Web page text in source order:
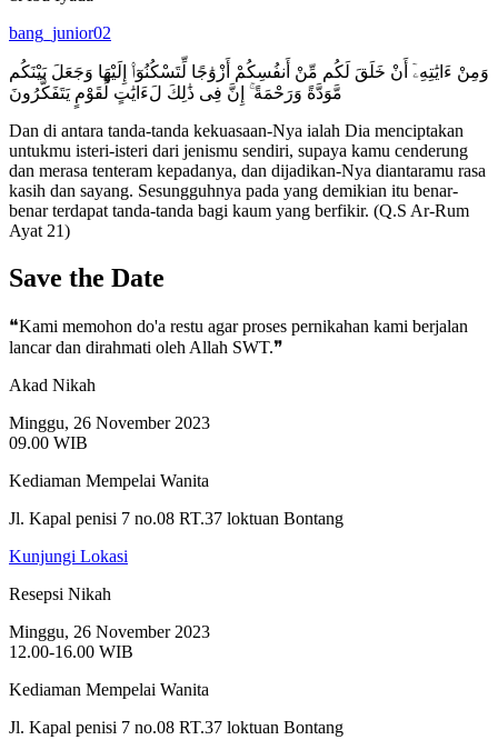
bang_junior02
وَمِنْ ءَايَٰتِهِۦٓ أَنْ خَلَقَ لَكُم مِّنْ أَنفُسِكُمْ أَزْوَٰجًا لِّتَسْكُنُوٓا۟ إِلَيْهَا وَجَعَلَ بَيْنَكُم
مَّوَدَّةً وَرَحْمَةً ۚ إِنَّ فِى ذَٰلِكَ لَءَايَٰتٍ لِّقَوْمٍ يَتَفَكَّرُونَ
Dan di antara tanda-tanda kekuasaan-Nya ialah Dia menciptakan
untukmu isteri-isteri dari jenismu sendiri, supaya kamu cenderung
dan merasa tenteram kepadanya, dan dijadikan-Nya diantaramu rasa
kasih dan sayang. Sesungguhnya pada yang demikian itu benar-
benar terdapat tanda-tanda bagi kaum yang berfikir. (Q.S Ar-Rum
Ayat 21)
Save the Date
❝Kami memohon do'a restu agar proses pernikahan kami berjalan
lancar dan dirahmati oleh Allah SWT.❞
Akad Nikah
Minggu, 26 November 2023
09.00 WIB
Kediaman Mempelai Wanita
Jl. Kapal penisi 7 no.08 RT.37 loktuan Bontang
Kunjungi Lokasi
Resepsi Nikah
Minggu, 26 November 2023
12.00-16.00 WIB
Kediaman Mempelai Wanita
Jl. Kapal penisi 7 no.08 RT.37 loktuan Bontang